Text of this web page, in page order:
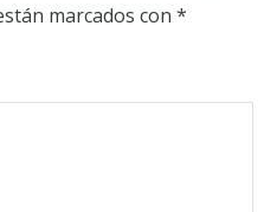
marcados con *